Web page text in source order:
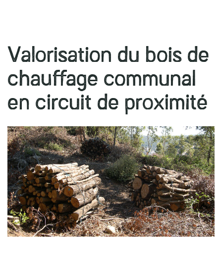
Valorisation du bois de
chauffage communal
en circuit de proximité